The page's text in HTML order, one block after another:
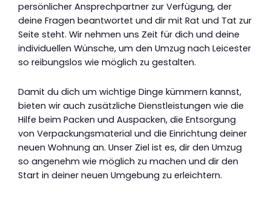
persönlicher Ansprechpartner zur Verfügung, der
deine Fragen beantwortet und dir mit Rat und Tat zur
Seite steht. Wir nehmen uns Zeit für dich und deine
individuellen Wünsche, um den Umzug nach Leicester
so reibungslos wie möglich zu gestalten.
Damit du dich um wichtige Dinge kümmern kannst,
bieten wir auch zusätzliche Dienstleistungen wie die
Hilfe beim Packen und Auspacken, die Entsorgung
von Verpackungsmaterial und die Einrichtung deiner
neuen Wohnung an. Unser Ziel ist es, dir den Umzug
so angenehm wie möglich zu machen und dir den
Start in deiner neuen Umgebung zu erleichtern.